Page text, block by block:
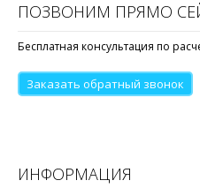
ПОЗВОНИМ ПРЯМО
Бесплатная консультация по
Заказать обратный звонок
ИНФОРМАЦИЯ